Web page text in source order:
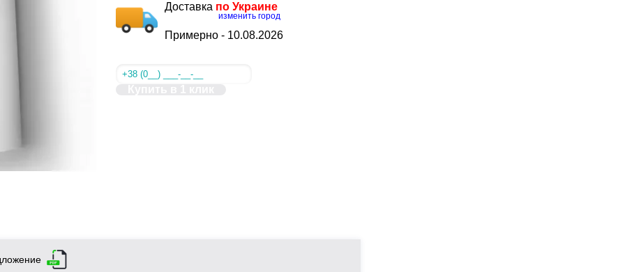
Доставка по Украине
изменить город
Примерно - 10.08.2026